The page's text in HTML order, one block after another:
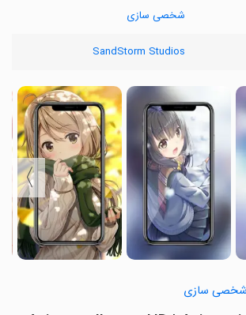
شخصی سازی
SandStorm Studios
〉
شخصی سازی